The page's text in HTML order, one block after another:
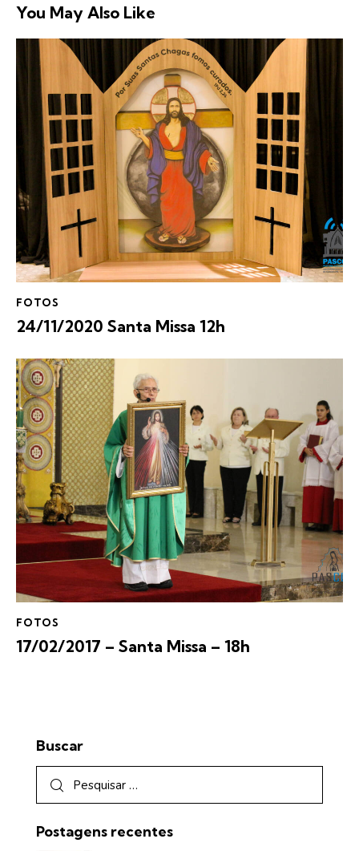
You May Also Like
FOTOS
24/11/2020 Santa Missa 12h
FOTOS
17/02/2017 – Santa Missa – 18h
Buscar
Postagens recentes